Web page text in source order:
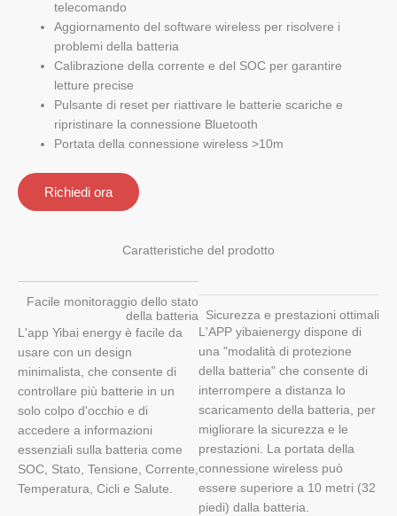
telecomando
Aggiornamento del software wireless per risolvere i
problemi della batteria
Calibrazione della corrente e del SOC per garantire
letture precise
Pulsante di reset per riattivare le batterie scariche e
ripristinare la connessione Bluetooth
Portata della connessione wireless >10m
Richiedi ora
Caratteristiche del prodotto
Facile monitoraggio dello stato
della batteria
L'app Yibai energy è facile da
usare con un design
minimalista, che consente di
controllare più batterie in un
solo colpo d'occhio e di
accedere a informazioni
essenziali sulla batteria come
SOC, Stato, Tensione, Corrente,
Temperatura, Cicli e Salute.
Sicurezza e prestazioni ottimali
L'APP yibaienergy dispone di
una "modalità di protezione
della batteria" che consente di
interrompere a distanza lo
scaricamento della batteria, per
migliorare la sicurezza e le
prestazioni. La portata della
connessione wireless può
essere superiore a 10 metri (32
piedi) dalla batteria.